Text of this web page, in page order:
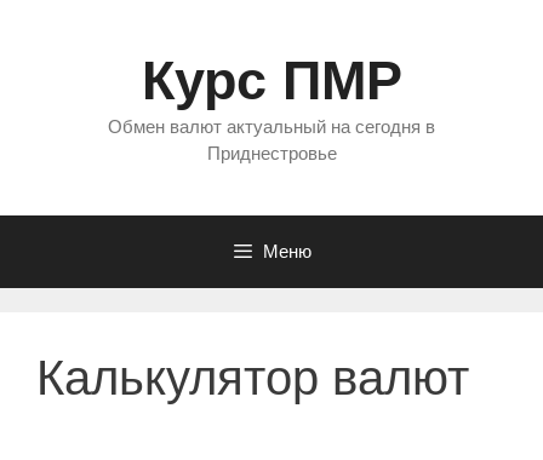
Курс ПМР
Обмен валют актуальный на сегодня в
Приднестровье
Меню
Калькулятор валют